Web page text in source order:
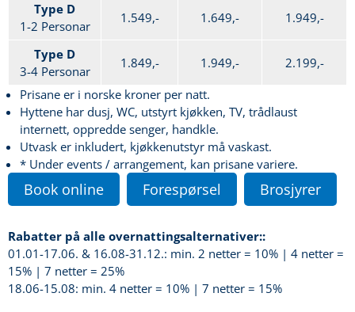
Type D
1-2 Personar
1.549,- 1.649,- 1.949,-
Type D
3-4 Personar
1.849,- 1.949,-
2.199,-
Prisane er i norske kroner per natt.
Hyttene har dusj, WC, utstyrt kjøkken, TV, trådlaust
internett, oppredde senger, handkle.
Utvask er inkludert, kjøkkenutstyr må vaskast.
* Under events / arrangement, kan prisane variere.
Book online Forespørsel Brosjyrer
Rabatter på alle overnattingsalternativer::
01.01-17.06. & 16.08-31.12.: min. 2 netter = 10% | 4 netter =
15% | 7 netter = 25%
18.06-15.08: min. 4 netter = 10% | 7 netter = 15%